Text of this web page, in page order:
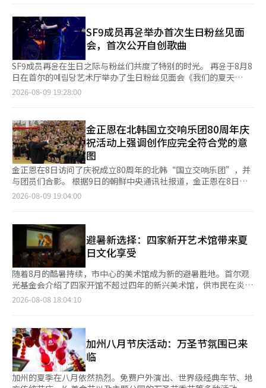
乏根本性体质改善的情况下，仅通过调整判定标准或采取应急性的
人力分配来维持现状。将补充役人员转为现役等临时措施在工业、
艺术、卫生等领域的人才利用方面也显露出局限性，并引发了新的
社会冲突。过去过度提高现役判定率的做法导致了不适合服役人员
的增加和兵营管理的负担，而补充役制度的模糊性也在青年群体中
引发了失落感和公平性争议。专家指出，减少社会服务人员或艺
术、体育人员等补充役只是有效重新配置兵役资源的最低限度措
施，并不能成为根本解决方案。必须摆脱以兵力人数为中心的征兵
整常备军规模等常备军事力量的质的重塑。此外，还需要引入灵活
的募兵制元素，极大改善军队服役条件，以及进行技术密集型的军
队结构改革，这些都是国家安全生存战略层面的根本性手术。如果
不通过无人机、人工智能和无人先进武器系统的扩充，以及以专业
干部为中心的军队体制改革来补充国防人口的减少，仅靠废止补充
役是难以弥补现场战力的空缺。尤其是，围绕韩国的地缘政治安全
环境比以往任何时候都更加严峻。美中安全霸权竞争加剧，新冷战
格局固化，朝鲜持续以导弹和核武器进行挑衅等威胁，使我们的军
国家的未来也无法成立。在周边大国军备扩张和军事紧张达到顶峰
的情况下，军队编制的缺口将导致防御态势的整体盲区。兵役制度
改革不仅是国防部或兵务厅的行政任务，更是需要社会共识和国家
能力汇聚的国家存亡问题。政府在制定国防改革基本计划的过程
中，必须不拘泥于眼前的选票或权宜之计，将韩国的安全和生存作
为首要价值，实现根本性的转变。安全是不可妥协的国家最后防
线。
住流下了眼泪。 PLAYB4CK是由世宗艺术高中1至3年级的学生组
成的乐队。他们以创作曲‘comp4ss’参加了今年的音乐节。组
队的李元浩表示：“去年预选被淘汰后，这次我真的想好好表
现。”他还提到：“我找到了合拍的朋友们组成了这个团队。”
准备决赛的过程并不顺利。原本准备的曲目未能使用，他们在紧迫
的时间内重新进行歌词和曲调的创作，以符合今年音乐节的主
题‘青春’。金智宇解释道：“我把想传达给包括我们在内的所有
年轻人的话语写进了歌词。” 今年是花开青少年音乐节的第五
大众音乐领域的青少年创作者。今年共有142支队伍参赛，竞争率
达到约18比1。在过去五年中，参与的青少年人数约为1300人。
参赛者们经历了两轮预选，并参加了音乐营，体验了从专业指导到
音源录制的实际音乐制作过程。 进入决赛的8支队伍的创作曲将在
9月正式在国内主要音源平台发布。金智宇表示：“我希望通过我
创作的音乐给人们带来快乐和安慰。”李元浩也表达了他的梦
想：“我想成为一个能让人们自然而然跟着唱的音乐制作人。”
SK宽带企业中心主任李钟浩表示：“我衷心祝贺获奖的青少年
想。”※ 本报道经人工智能（AI）系统翻译与编辑。
SF9成员再윤举办首次生日粉丝见面
会，首次公开自创歌曲
SF9成员再윤在生日之际与粉丝们共度了特别的时光。 再윤于8月8
日在首尔的예림당艺术厅举办了生日粉丝见面会《我们的夏天
（Our Summer）》。此次见面会分为下午3点和7点两场，标志
的选择”的平衡游戏、展示投票选出的挑战“挑战送到啦！”以及
进行与关键词相关的游戏“生日幸运抓阄”等，给粉丝们带来了欢
乐。 在舞台上，再윤展现了多样的魅力。他不仅展现了幽默的口才
和舞蹈实力，还亲自弹奏键盘并演唱，赢得了粉丝的心。SF9的队
长英彬和最小的成员灿熙在通话中意外出现在舞台上，一起展示挑
战，展现了团队之间的友谊。 再윤与乐队的配合完成了丰富的曲目
单。在演唱多首翻唱歌曲后，他首次在粉丝面前公开了浪漫的自创
歌曲《带你去月球（Take you to the Moon）》。他以柔和的音
拍照环节中，生日蛋糕的准备让现场气氛温馨。再윤在粉丝的祝福
中露出了灿烂的笑容，共同庆祝生日。安可舞台则以SF9的收录曲
《无重力》和《转来转去（Round And Round）》为主题，展现
了对团队的深厚感情。 再윤表示：“在准备生日派对时，我有很多
担心。感谢大家的到来。”他还表示：“如果有机会，我会再举办
这样的活动，希望粉丝们能耐心等待。” 演出持续了约120分钟，
结束后通过高触活动与每位粉丝亲切互动，传递了对粉丝的爱。
另外，再윤所在的SF9今年迎来了出道10周年，预计将开展积极的
10日至11日在首尔举办演唱会。此外，还将推出10周年纪念快闪
店和出道日直播等多种内容。※ 本报道经人工智能（AI）系统翻译
与编辑。
2026-08-09 19:28:00
金正恩在北韩国立交响乐团80周年庆
祝活动上强调创作应完全符合党的意
图
金正恩在8日访问了庆祝成立80周年的北韩“国立交响乐团”，并
与团员们合影。 根据9日的朝鲜中央通讯社报道，金正恩在8日于
平壤的毛兰峰剧场与团员们见面。 通讯社表示：“金正恩同志怀
作者、艺术家们要铭记伟大的元首给予的海洋般的恩情，以更加积
极进取的艺术创作活动，继续书写主体交响乐的光辉发展史，发出
热烈的欢呼声和忠诚的口号。” 金正恩强调：“国立交响乐团应
在发展音乐艺术方面发挥应有的牵引作用，成为国家复兴的伟大推
动力。” 他接着表示：“我们风格的管弦乐庄重而独特的回响，
将为我们的革命带来更大的鼓舞和激励，并在新时代音乐艺术发展
的繁荣中引领潮流，那时我们的事业将以更大的力量和充沛的活力
不断前进。” 金正恩在前一天也向乐团发去祝贺信，强调乐团应
则是彻底体现思想艺术性、时代性和人民性。”并强调：“国立交
响乐团的创作者、艺术家们要始终将党的文艺政策视为绝对的，创
作和创造工作必须完全按照党的意图进行，思想、意志、情感和情
绪上要高度统一，努力开启新时代音乐艺术发展的繁荣。” 此
外，在当天毛兰峰剧场举行的乐团成立80周年纪念音乐会上，演奏
了革命歌曲《金日成将军的歌》、为钢琴而作的管弦乐序曲《向朝
2026-08-09 19:04:00
避暑新选择：四家新开艺术馆带来夏
日文化享受
随着8月的酷暑持续，市中心的美术馆成为新的避暑胜地。首尔观
光基金会介绍了四家开馆不超过四年的新兴美术馆，供市民在炎热
中享受文化生活。这四家美术馆分别是首尔市立摄影美术馆、首尔
首尔市立摄影美术馆是韩国首个国公立摄影专门展馆。该馆于去年
5月开馆，结合了展览、教育和档案功能，成为专门的摄影空间。
建筑外观设计灵感来源于相机光圈，呈现出扭曲的立方体形状。外
墙随着时间变化呈现黑色和灰色，象征着摄影捕捉光线的方式。
目前，来自英国的世界著名摄影师马丁·帕的大规模回顾展《马丁
2026-08-08 18:04:10
加州八月节庆活动：万圣节氛围已来
临
加州的夏季在八月依然热烈。免费户外演出、世界级经典车节、地